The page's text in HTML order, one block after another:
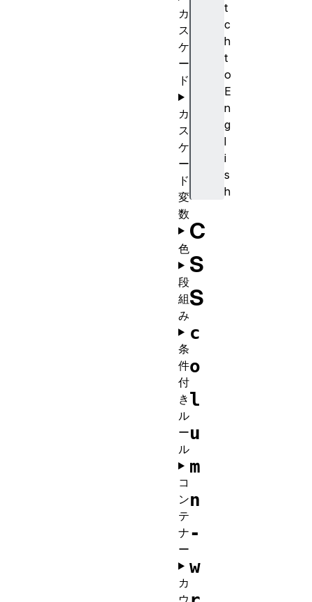
t
c
h
t
o
E
n
g
l
i
s
h
C
S
S
c
o
l
u
m
n
-
w
カ
ス
ケ
ー
ド
カ
ス
ケ
ー
ド
変
数
色
段
組
み
条
件
付
き
ル
ー
ル
コ
ン
テ
ナ
ー
カ
ウ